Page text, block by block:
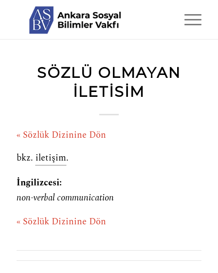
SÖZLÜ OLMAYAN
ILETISIM
« Sözlük Dizinine Dön
bkz. iletişim.
İngilizcesi:
non-verbal communication
« Sözlük Dizinine Dön